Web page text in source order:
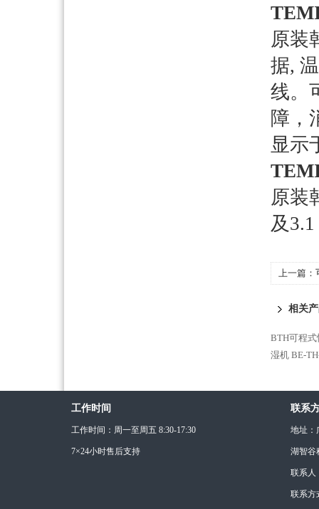
原装
据,
线。
障，
显示
原装
及
上一篇：
相关
BTH可程
湿机 BE-
工作时间
工作时间：周一至周五 8:30-17:30
7×24小时售后支持
联系
地址：
湖智谷
联系人
联系方